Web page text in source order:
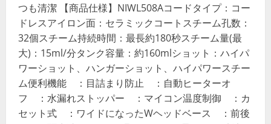
つも清潔 【商品仕様】NIWL508Aコードタイプ：コー
ドレスアイロン面：セラミックコートスチーム孔数：
32個スチーム持続時間：最長約180秒スチーム量(最
大)：15ml/分タンク容量：約160mlショット：ハイパ
ワーショット、ハンガーショット、ハイパワースチー
ム便利機能 ：目詰まり防止 ：自動ヒーターオ
フ ：水漏れストッパー ：マイコン温度制御 ：カ
セット式 ：ワイドになったWヘッドベース ：前後